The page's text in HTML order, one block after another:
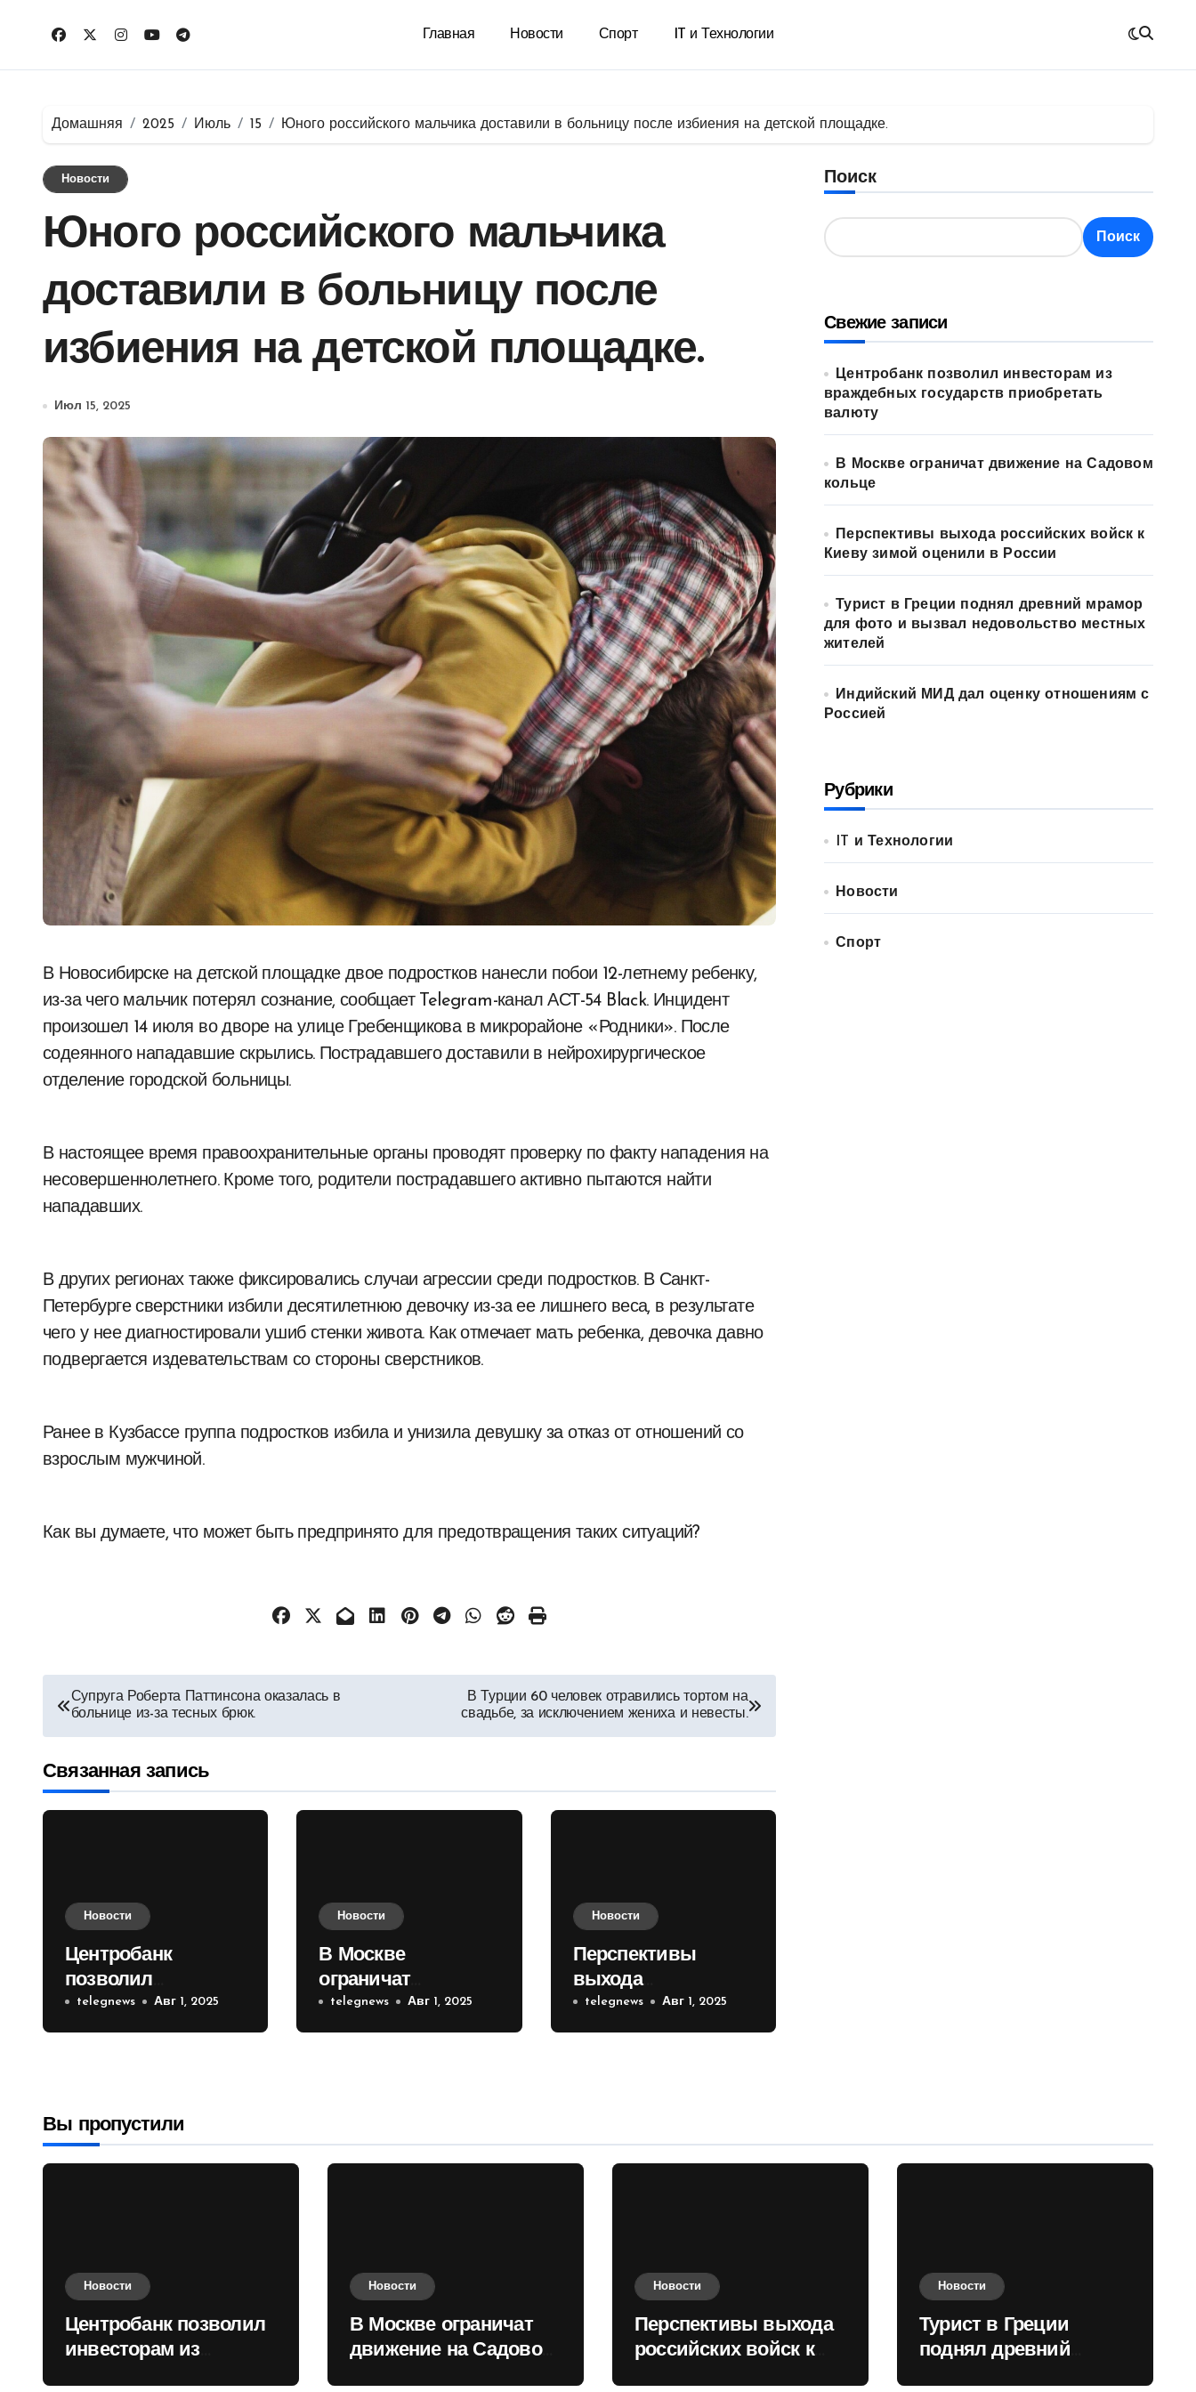
Главная Новости Спорт IT и Технологии
Домашняя 2025 Июль 15 Юного российского мальчика доставили в больницу после избиения на детской площадке.
Новости
Юного российского мальчика
доставили в больницу после
избиения на детской площадке.
Июл 15, 2025
В Новосибирске на детской площадке двое подростков нанесли побои 12-летнему ребенку,
из-за чего мальчик потерял сознание, сообщает Telegram-канал АСТ-54 Black. Инцидент
произошел 14 июля во дворе на улице Гребенщикова в микрорайоне «Родники». После
содеянного нападавшие скрылись. Пострадавшего доставили в нейрохирургическое
отделение городской больницы.
В настоящее время правоохранительные органы проводят проверку по факту нападения на
несовершеннолетнего. Кроме того, родители пострадавшего активно пытаются найти
нападавших.
В других регионах также фиксировались случаи агрессии среди подростков. В Санкт-
Петербурге сверстники избили десятилетнюю девочку из-за ее лишнего веса, в результате
чего у нее диагностировали ушиб стенки живота. Как отмечает мать ребенка, девочка давно
подвергается издевательствам со стороны сверстников.
Ранее в Кузбассе группа подростков избила и унизила девушку за отказ от отношений со
взрослым мужчиной.
Как вы думаете, что может быть предпринято для предотвращения таких ситуаций?
Навигация
по
записям
Супруга Роберта Паттинсона оказалась в
больнице из-за тесных брюк.
В Турции 60 человек отравились тортом на
свадьбе, за исключением жениха и невесты.
Связанная запись
Новости
Центробанк
позволил
инвесторам из
враждебных
telegnews Авг 1, 2025
Новости
В Москве
ограничат
движение на
Садовом кольце
telegnews Авг 1, 2025
Новости
Перспективы
выхода
российских войск к
Киеву зимой
telegnews Авг 1, 2025
Поиск
Поиск
Свежие записи
Центробанк позволил инвесторам из
враждебных государств приобретать
валюту
В Москве ограничат движение на Садовом
кольце
Перспективы выхода российских войск к
Киеву зимой оценили в России
Турист в Греции поднял древний мрамор
для фото и вызвал недовольство местных
жителей
Индийский МИД дал оценку отношениям с
Россией
Рубрики
IT и Технологии
Новости
Спорт
Вы пропустили
Новости
Центробанк позволил
инвесторам из
Новости
В Москве ограничат
движение на Садовом
Новости
Перспективы выхода
российских войск к
Новости
Турист в Греции
поднял древний